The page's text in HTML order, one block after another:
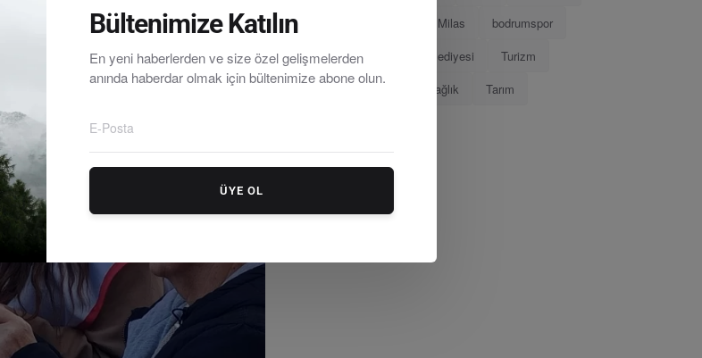
Milas
bodrumspor
Eğitim
Marmaris Belediyesi
Turizm
Sağlık Tarım
Bültenimize Katılın
En yeni haberlerden ve size özel gelişmelerden
anında haberdar olmak için bültenimize abone olun.
ÜYE OL